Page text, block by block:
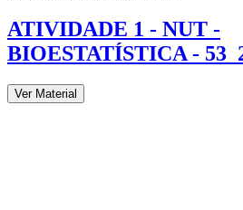
ATIVIDADE 1 - NUT -
BIOESTATÍSTICA -
Ver Material